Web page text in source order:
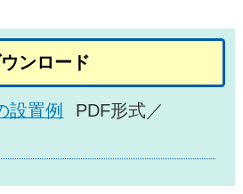
ンロード
設置例
PDF形式／